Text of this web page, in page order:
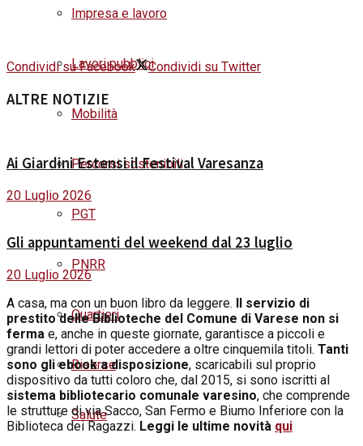
Impresa e lavoro
Lavori pubblici
Mobilità
Percorsi sostenibili
PGT
PNRR
Quartieri
Risorse
Salute
Condividi su Facebook Condividi su Twitter
ALTRE NOTIZIE
Ai Giardini Estensi il Festival Varesanza
20 Luglio 2026
Gli appuntamenti del weekend dal 23 luglio
20 Luglio 2026
A casa, ma con un buon libro da leggere. Il servizio di
prestito delle Biblioteche del Comune di Varese non si
ferma e, anche in queste giornate, garantisce a piccoli e
grandi lettori di poter accedere a oltre cinquemila titoli. Tanti
sono gli ebook a disposizione, scaricabili sul proprio
dispositivo da tutti coloro che, dal 2015, si sono iscritti al
sistema bibliotecario comunale varesino, che comprende
le strutture di via Sacco, San Fermo e Biumo Inferiore con la
Biblioteca dei Ragazzi. Leggi le ultime novità qui